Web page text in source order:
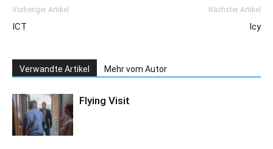
Vorheriger Artikel
ICT
Nächster Artikel
Icy
Verwandte Artikel Mehr vom Autor
Flying Visit